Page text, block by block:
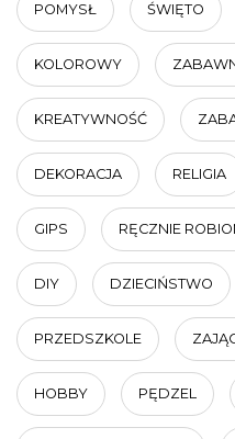
POMYSŁ ŚWIĘTO
KOLOROWY
KREATYWNOŚĆ
DEKORACJA RELIGIA
GIPS RĘCZNIE
DIY DZIECIŃSTWO
PRZEDSZKOLE
HOBBY PĘDZEL